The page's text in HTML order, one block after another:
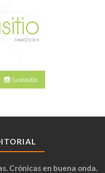
Crónicas en buena onda.